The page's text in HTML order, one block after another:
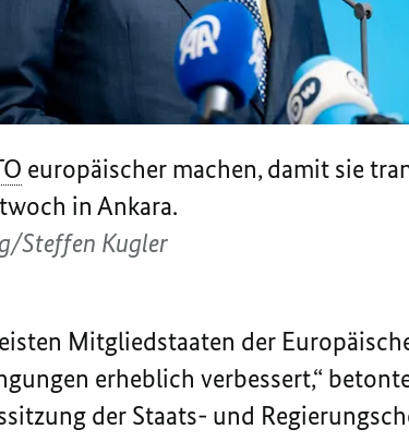
europäischer machen, damit sie
in Ankara.
Steffen Kugler
Mitgliedstaaten der
erheblich verbessert,“
der Staats- und